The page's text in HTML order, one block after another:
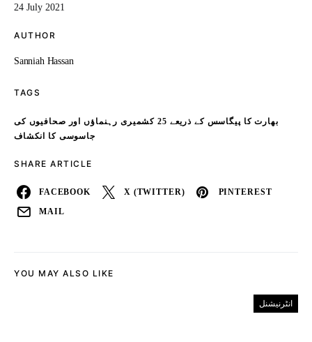
24 July 2021
AUTHOR
Sanniah Hassan
TAGS
بھارت کا پیگاسس کے ذریعے 25 کشمیری رہنماؤں اور صحافیوں کی
جاسوسی کا انکشاف
SHARE ARTICLE
FACEBOOK X (TWITTER) PINTEREST
MAIL
YOU MAY ALSO LIKE
انٹرنیشنل